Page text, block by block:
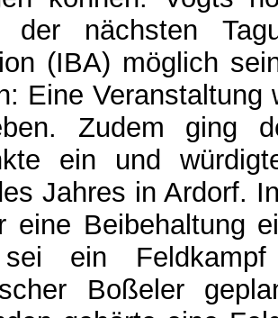
der nächsten
(IBA) möglich
Eine
Zudem ging
ein und
Jahres in Ardorf.
eine Beibehaltung
ein
Boßeler